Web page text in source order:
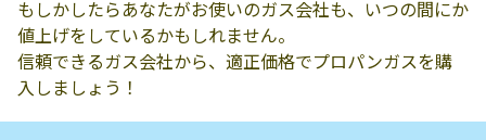
もしかしたらあなたがお使いのガス会社も、いつの間にか
値上げをしているかもしれません。
信頼できるガス会社から、適正価格でプロパンガスを購
入しましょう！